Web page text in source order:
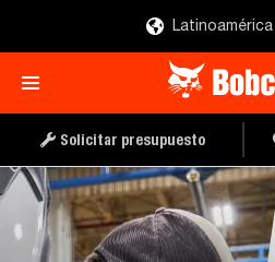
Solicitar presupuesto